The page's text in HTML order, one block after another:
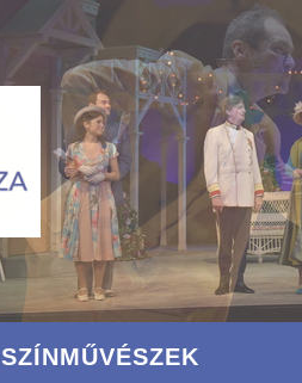
SZÍNMŰVÉSZEK